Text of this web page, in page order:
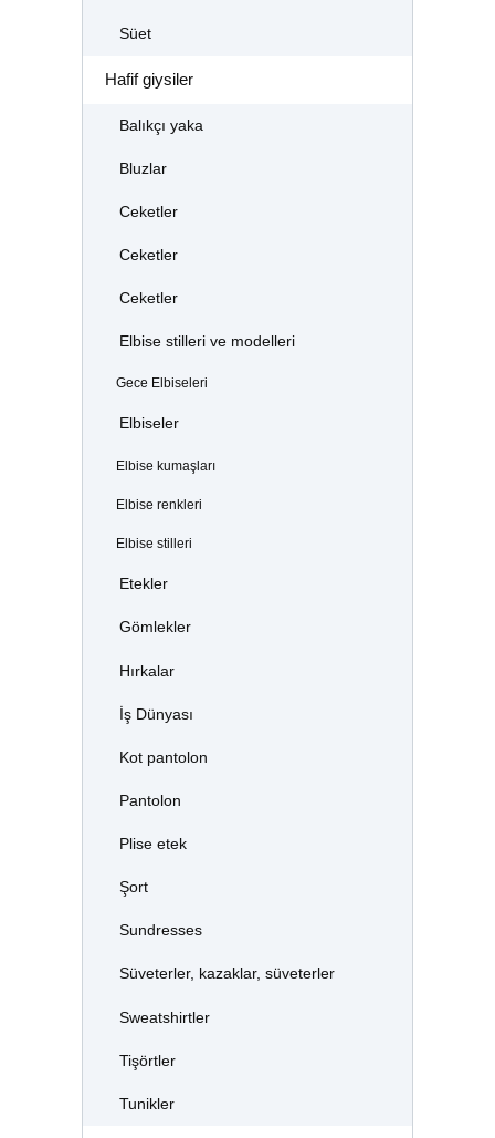
Süet
Hafif giysiler
Balıkçı yaka
Bluzlar
Ceketler
Ceketler
Ceketler
Elbise stilleri ve modelleri
Gece Elbiseleri
Elbiseler
Elbise kumaşları
Elbise renkleri
Elbise stilleri
Etekler
Gömlekler
Hırkalar
İş Dünyası
Kot pantolon
Pantolon
Plise etek
Şort
Sundresses
Süveterler, kazaklar, süveterler
Sweatshirtler
Tişörtler
Tunikler